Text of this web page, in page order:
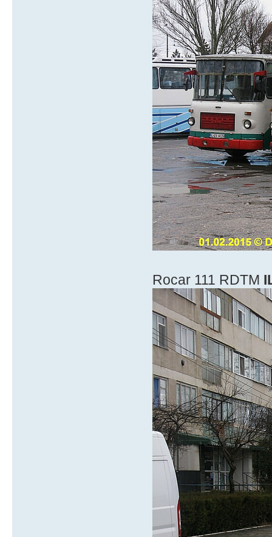
Rocar 111 RDTM